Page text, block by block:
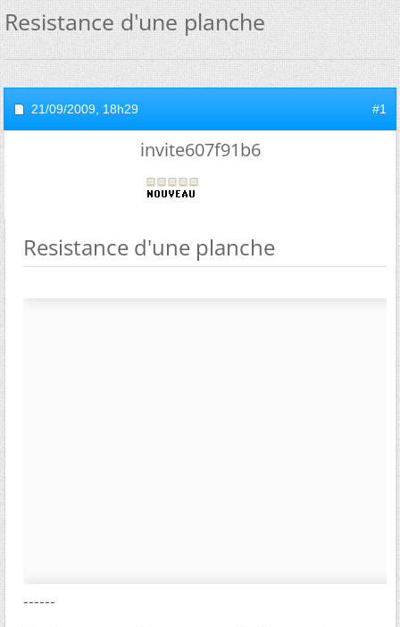
Resistance d'une planche
21/09/2009, 18h29 #1
invite607f91b6
Resistance d'une planche
------